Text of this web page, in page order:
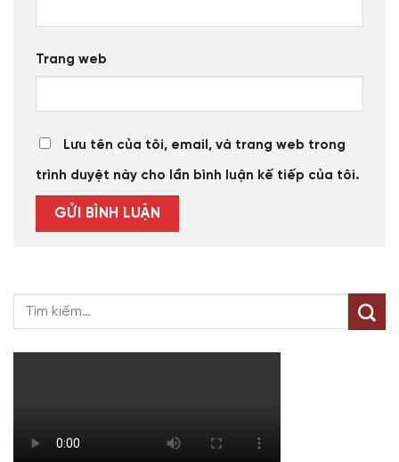
Trang web
Lưu tên của tôi, email, và trang web trong
trình duyệt này cho lần bình luận kế tiếp của tôi.